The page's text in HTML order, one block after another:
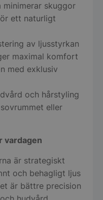
minimerar skuggor
ett naturligt
av ljusstyrkan
maximal komfort
med exklusiv
och hårstyling
eller
vardagen
är strategiskt
och behagligt ljus
är bättre precision